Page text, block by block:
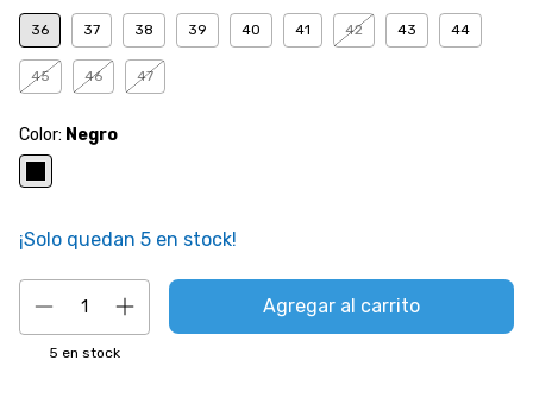
36 37 38 39 40 41 42 43 44
45 46 47
Color: Negro
¡Solo quedan 5 en stock!
5 en stock